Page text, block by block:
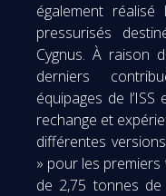
également réalisé
pressurisés
Cygnus. À raison
derniers
équipages de
rechange et
différentes
» pour les
de 2,75 tonnes